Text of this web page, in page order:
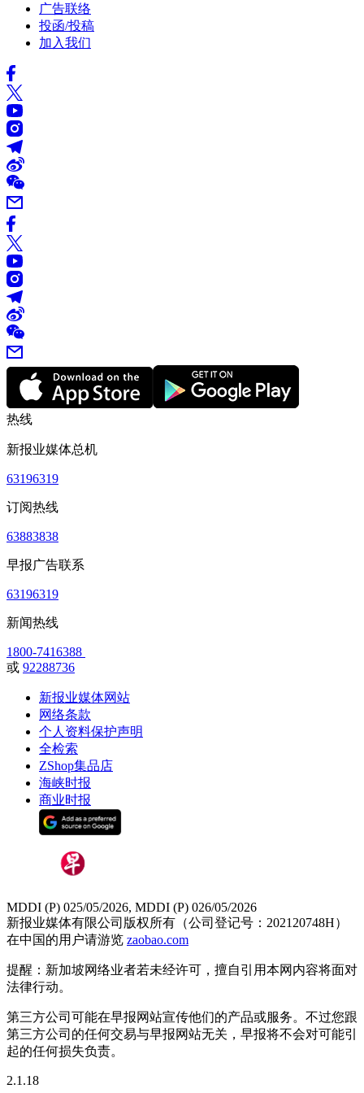
广告联络
投函/投稿
加入我们
热线
新报业媒体总机
63196319
订阅热线
63883838
早报广告联系
63196319
新闻热线
1800-7416388
或 92288736
新报业媒体网站
网络条款
个人资料保护声明
全检索
ZShop集品店
海峡时报
商业时报
MDDI (P) 025/05/2026, MDDI (P) 026/05/2026
新报业媒体有限公司版权所有（公司登记号：202120748H）
在中国的用户请游览 zaobao.com
提醒：新加坡网络业者若未经许可，擅自引用本网内容将面对
法律行动。
第三方公司可能在早报网站宣传他们的产品或服务。不过您跟
第三方公司的任何交易与早报网站无关，早报将不会对可能引
起的任何损失负责。
2.1.18